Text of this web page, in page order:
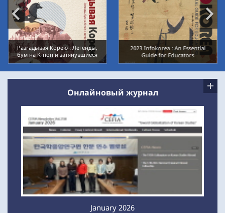
Разrадывая Корею : Легенды,
бум на K-пoп и затянувшиеся
раны
2023 Infokorea : An Essential
Guide for Educators
Онлайновый журнал
January 2026